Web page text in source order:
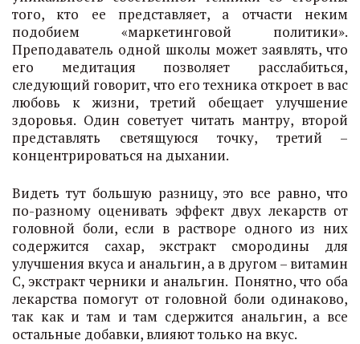
того, кто ее представляет, а отчасти неким
подобием «маркетинговой политики».
Преподаватель одной школы может заявлять, что
его медитация позволяет расслабиться,
следующий говорит, что его техника откроет в вас
любовь к жизни, третий обещает улучшение
здоровья. Один советует читать мантру, второй
представлять светящуюся точку, третий –
концентрироваться на дыхании.
Видеть тут большую разницу, это все равно, что
по-разному оценивать эффект двух лекарств от
головной боли, если в растворе одного из них
содержится сахар, экстракт смородины для
улучшения вкуса и анальгин, а в другом – витамин
С, экстракт черники и анальгин. Понятно, что оба
лекарства помогут от головной боли одинаково,
так как и там и там сдержится анальгин, а все
остальные добавки, влияют только на вкус.